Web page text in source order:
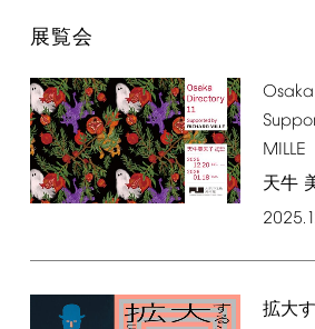
展覧会
Osaka
MILLE
天牛
拡大